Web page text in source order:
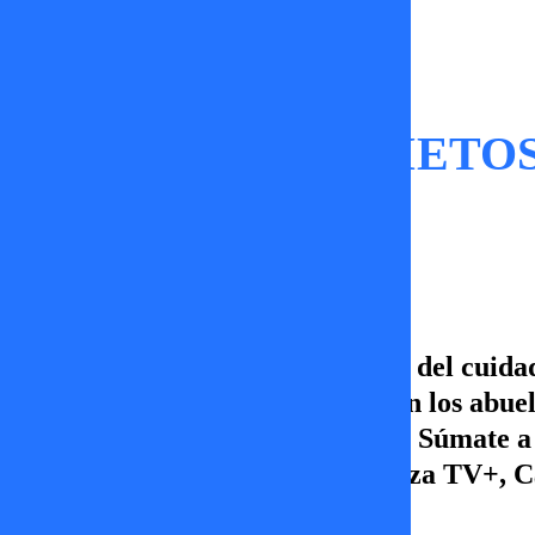
CUIDAR A LOS
En Tal Cual conversamos acerca del
obligación y/o un favor que hacen los
respecto, y aquí te la mostramos.
22.00hrs. Prende la tele y sintoniza TV+,